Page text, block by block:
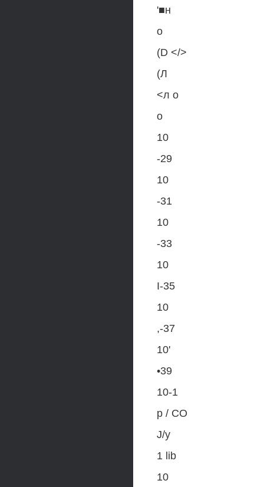
'■н
о
(D </>
(Л
<л о
о
10
-29
10
-31
10
-33
10
I-35
10
,-37
10'
•39
10-1
р / СО
J/y
1 lib
10